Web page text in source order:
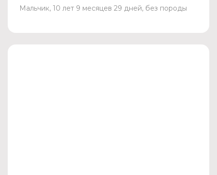
Мальчик, 10 лет 9 месяцев 29 дней, без породы